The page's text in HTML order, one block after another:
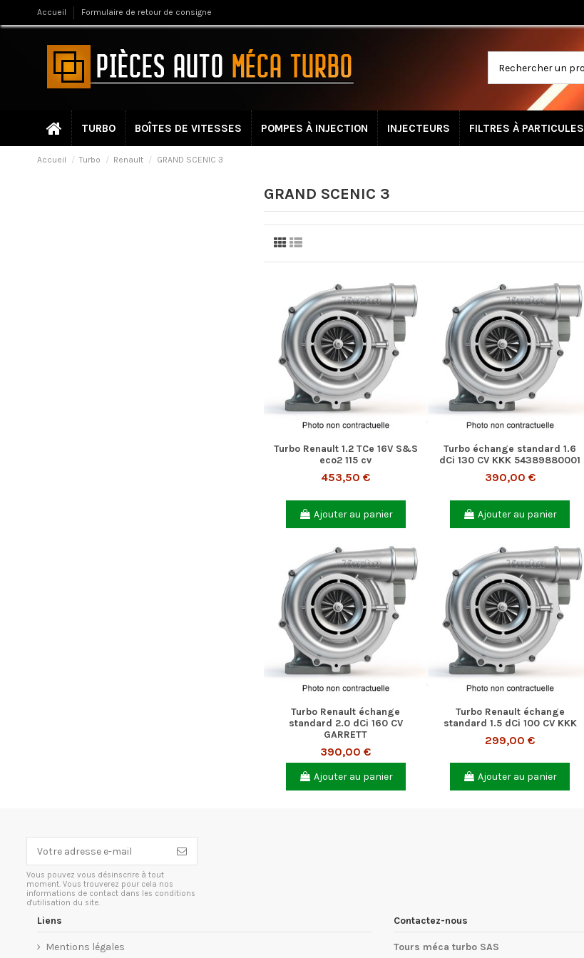
Accueil Formulaire de retour de consigne
TURBO BOÎTES DE VITESSES POMPES À INJECTION INJECTEURS FILTRES À PARTICULES
Accueil Turbo Renault GRAND SCENIC 3
GRAND SCENIC 3
Turbo Renault 1.2 TCe 16V S&S
eco2 115 cv
453,50 €
Ajouter au panier
Turbo échange standard 1.6
dCi 130 CV KKK 54389880001
390,00 €
Ajouter au panier
Turbo Renault échange
standard 2.0 dCi 160 CV
GARRETT
390,00 €
Ajouter au panier
Turbo Renault échange
standard 1.5 dCi 100 CV KKK
299,00 €
Ajouter au panier
Vous pouvez vous désinscrire à tout
moment. Vous trouverez pour cela nos
informations de contact dans les conditions
d'utilisation du site.
Liens
Mentions légales
Contactez-nous
Tours méca turbo SAS